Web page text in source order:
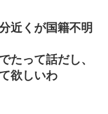
近くが国籍不明
たって話だし、
欲しいわ